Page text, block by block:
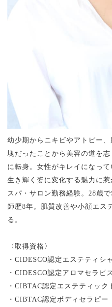
幼少期からニキビやアトピー
塊だったことから美容の道を
に転身。女性がキレイになっ
生き輝く姿に変化する魅力に惹
スパ・サロン勤務経験。28歳
師歴8年。肌質改善や小顔エス
る。
〈取得資格〉
・CIDESCO認定エステティシ
・CIDESCO認定アロマセラピ
・CIBTAC認定エステティック
・CIBTAC認定ボディセラピー